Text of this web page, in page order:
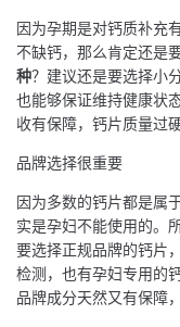
因为孕期是对钙质补充
不缺钙，那么肯定还是
种？建议还是要选择小
也能够保证维持健康状
收有保障，钙片质量过
品牌选择很重要
因为多数的钙片都是属
实是孕妇不能使用的。
要选择正规品牌的钙片
检测，也有孕妇专用的
品牌成分天然又有保障